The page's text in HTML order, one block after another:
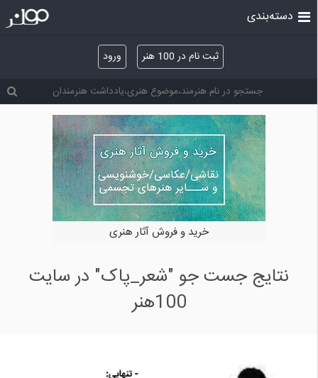
ثبت نام در 100 هنر ورود
دسته‌بندی
خرید و فروش آثار هنری
نتایج جست جو "شعر_پاک" در سایت
100هنر